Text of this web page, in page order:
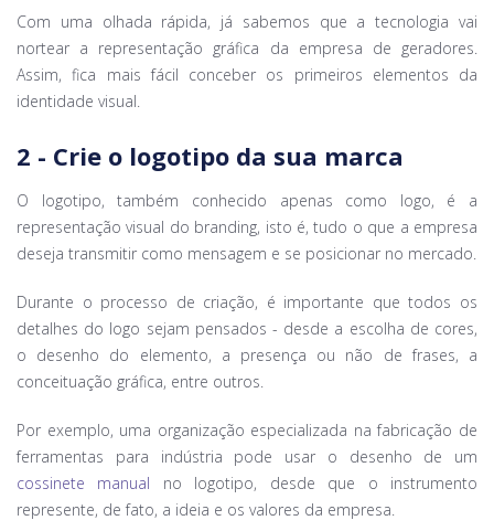
Com uma olhada rápida, já sabemos que a tecnologia vai
nortear a representação gráfica da empresa de geradores.
Assim, fica mais fácil conceber os primeiros elementos da
identidade visual.
2 - Crie o logotipo da sua marca
O logotipo, também conhecido apenas como logo, é a
representação visual do branding, isto é, tudo o que a empresa
deseja transmitir como mensagem e se posicionar no mercado.
Durante o processo de criação, é importante que todos os
detalhes do logo sejam pensados - desde a escolha de cores,
o desenho do elemento, a presença ou não de frases, a
conceituação gráfica, entre outros.
Por exemplo, uma organização especializada na fabricação de
ferramentas para indústria pode usar o desenho de um
cossinete manual no logotipo, desde que o instrumento
represente, de fato, a ideia e os valores da empresa.